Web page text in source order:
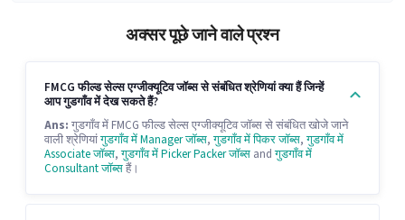
अक्सर पूछे जाने वाले प्रश्न
FMCG फील्ड सेल्स एग्जीक्यूटिव जॉब्स से संबंधित श्रेणियां क्या हैं जिन्हें
आप गुडगाँव में देख सकते हैं?
Ans: गुडगाँव में FMCG फील्ड सेल्स एग्जीक्यूटिव जॉब्स से संबंधित खोजे जाने
वाली श्रेणियांगुडगाँव में Manager जॉब्स,गुडगाँव में पिकर जॉब्स,गुडगाँव में
Associate जॉब्स,गुडगाँव में Picker Packer जॉब्स andगुडगाँव में
Consultant जॉब्सहैं।